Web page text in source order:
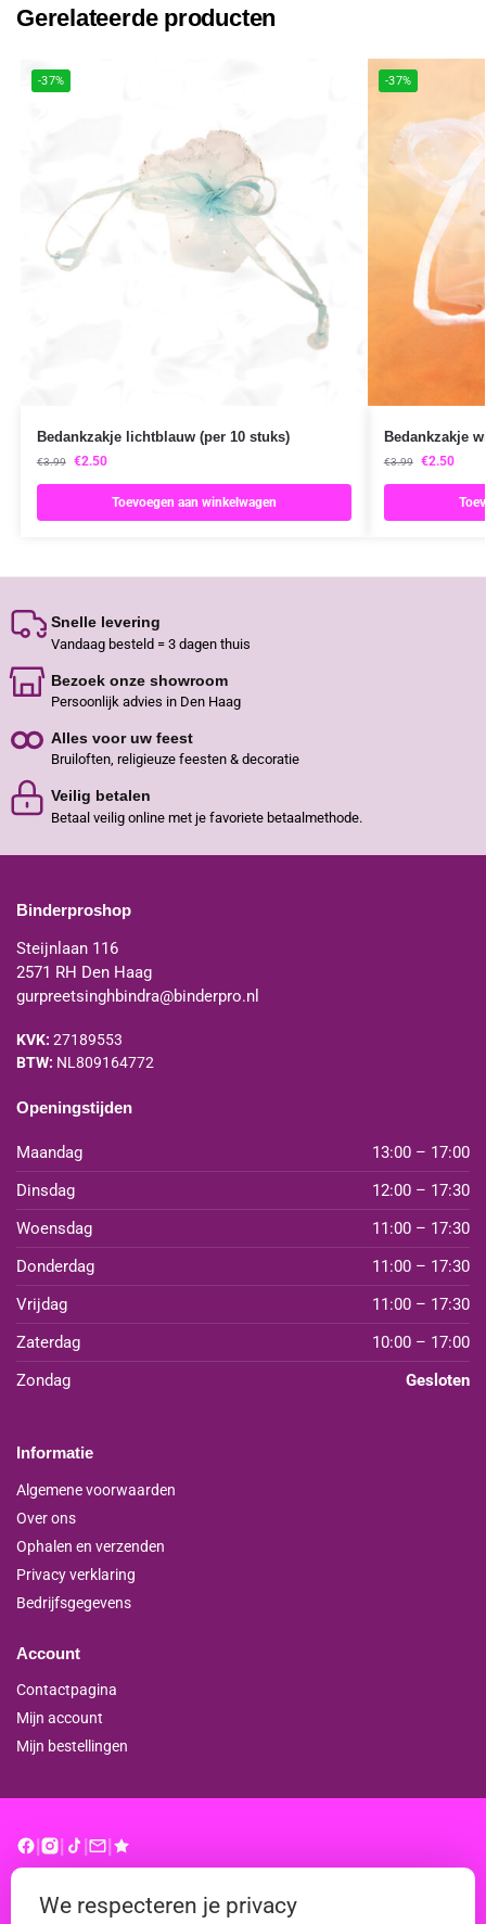
Gerelateerde producten
-37%
Bedankzakje lichtblauw (per 10 stuks)
€3.99 €2.50
Toevoegen aan winkelwagen
-37%
Bedankzakje
€3.99 €2.50
Snelle levering
Vandaag besteld = 3 dagen thuis
Bezoek onze showroom
Persoonlijk advies in Den Haag
Alles voor uw feest
Bruiloften, religieuze feesten & decoratie
Veilig betalen
Betaal veilig online met je favoriete betaalmethode.
Binderproshop
Steijnlaan 116
2571 RH Den Haag
gurpreetsinghbindra@binderpro.nl
KVK: 27189553
BTW: NL809164772
Openingstijden
Maandag
13:00 – 17:00
Dinsdag
12:00 – 17:30
Woensdag
11:00 – 17:30
Donderdag
11:00 – 17:30
Vrijdag
11:00 – 17:30
Zaterdag
10:00 – 17:00
Zondag
Gesloten
Informatie
Algemene voorwaarden
Over ons
Ophalen en verzenden
Privacy verklaring
Bedrijfsgegevens
Account
Contactpagina
Mijn account
Mijn bestellingen
We respecteren je privacy